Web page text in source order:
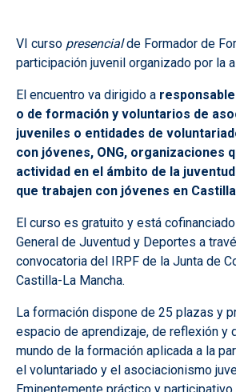
VI curso presencialde Formador de
participación juvenil organizado por la
El encuentro va dirigido a
o de formación y voluntarios de
juveniles o entidades de
con jóvenes, ONG, organizaciones
actividad en el ámbito de la
que trabajen con jóvenes en
El curso es gratuito y está
General de Juventud y Deportes a
convocatoria del IRPF de la Junta de
Castilla-La Mancha.
La formación dispone de 25 plazas y
espacio de aprendizaje, de reflexión y
mundo de la formación aplicada a la
el voluntariado y el asociacionismo